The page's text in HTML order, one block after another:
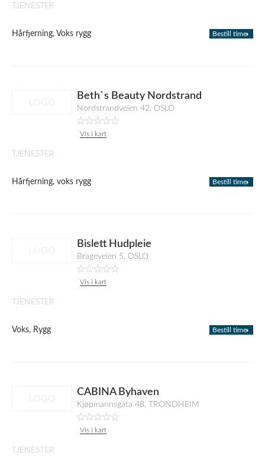
TJENESTER
Hårfjerning, Voks rygg Bestill time
Beth`s Beauty Nordstrand
Nordstrandveien 42, OSLO
Vis i kart
TJENESTER
Hårfjerning, voks rygg Bestill time
Bislett Hudpleie
Brageveien 5, OSLO
Vis i kart
TJENESTER
Voks, Rygg Bestill time
CABINA Byhaven
Kjøpmannsgata 48, TRONDHEIM
Vis i kart
TJENESTER